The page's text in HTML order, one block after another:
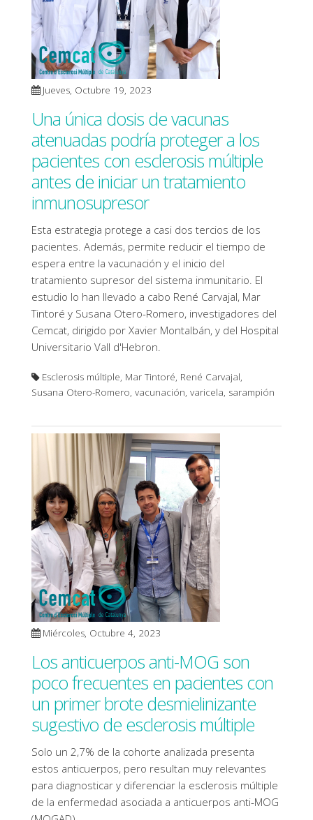
Jueves, Octubre 19, 2023
Una única dosis de vacunas
atenuadas podría proteger a los
pacientes con esclerosis múltiple
antes de iniciar un tratamiento
inmunosupresor
Esta estrategia protege a casi dos tercios de los
pacientes. Además, permite reducir el tiempo de
espera entre la vacunación y el inicio del
tratamiento supresor del sistema inmunitario. El
estudio lo han llevado a cabo René Carvajal, Mar
Tintoré y Susana Otero-Romero, investigadores del
Cemcat, dirigido por Xavier Montalbán, y del Hospital
Universitario Vall d'Hebron.
Esclerosis múltiple, Mar Tintoré, René Carvajal,
Susana Otero-Romero, vacunación, varicela, sarampión
Miércoles, Octubre 4, 2023
Los anticuerpos anti-MOG son
poco frecuentes en pacientes con
un primer brote desmielinizante
sugestivo de esclerosis múltiple
Solo un 2,7% de la cohorte analizada presenta
estos anticuerpos, pero resultan muy relevantes
para diagnosticar y diferenciar la esclerosis múltiple
de la enfermedad asociada a anticuerpos anti-MOG